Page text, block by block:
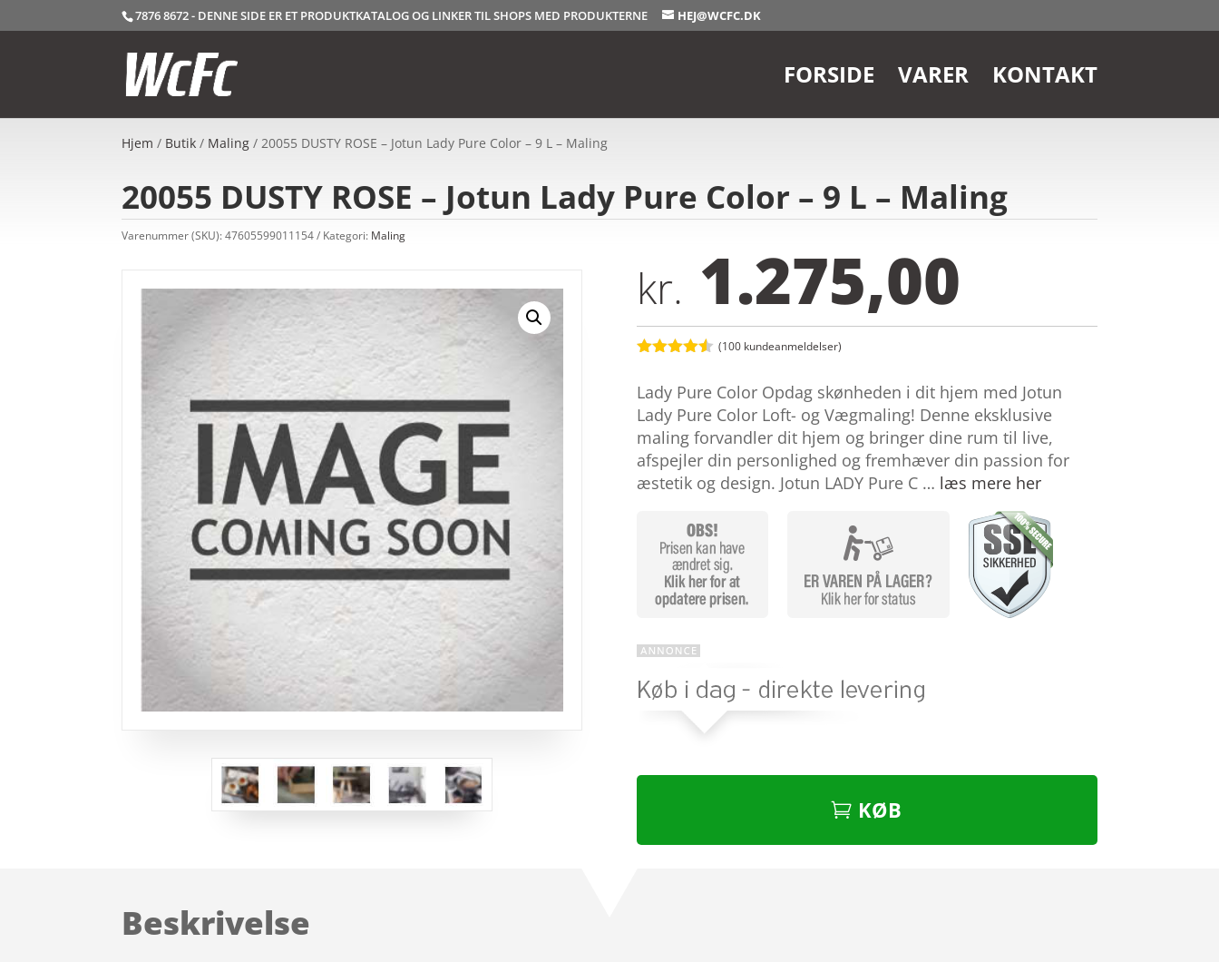
7876 8672 - DENNE SIDE ER ET PRODUKTKATALOG OG LINKER TIL SHOPS MED PRODUKTERNE HEJ@WCFC.DK
FORSIDE VARER KONTAKT
Hjem / Butik / Maling / 20055 DUSTY ROSE – Jotun Lady Pure Color – 9 L – Maling
20055 DUSTY ROSE – Jotun Lady Pure Color – 9 L – Maling
Varenummer (SKU):47605599011154 Kategori: Maling
kr. 1.275,00
ud af 5
baseret
på
kundebedø
mmelser
(100kundeanmeldelser)
Lady Pure Color Opdag skønheden i dit hjem med Jotun
Lady Pure Color Loft- og Vægmaling! Denne eksklusive
maling forvandler dit hjem og bringer dine rum til live,
afspejler din personlighed og fremhæver din passion for
æstetik og design. Jotun LADY Pure C … læs mere her
KØB
Beskrivelse